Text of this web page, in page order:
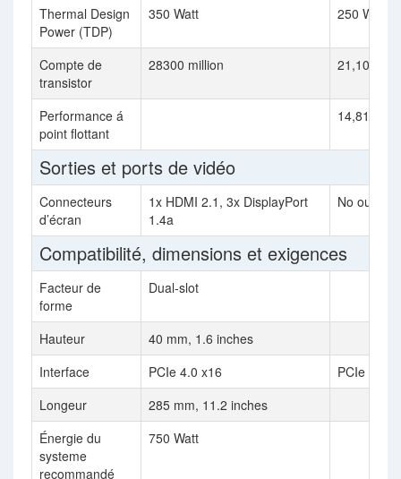
Thermal Design
Power (TDP)
350 Watt 250 Watt
Compte de
transistor
28300 million 21,100
Performance á
point flottant
14,817
Sorties et ports de vidéo
Connecteurs
d’écran
1x HDMI 2.1, 3x DisplayPort
1.4a
No outputs
Compatibilité, dimensions et exigences
Facteur de
forme
Dual-slot
Hauteur
40 mm, 1.6 inches
Interface
PCIe 4.0 x16
PCIe 3.0
Longeur
285 mm, 11.2 inches
Énergie du
systeme
recommandé
750 Watt